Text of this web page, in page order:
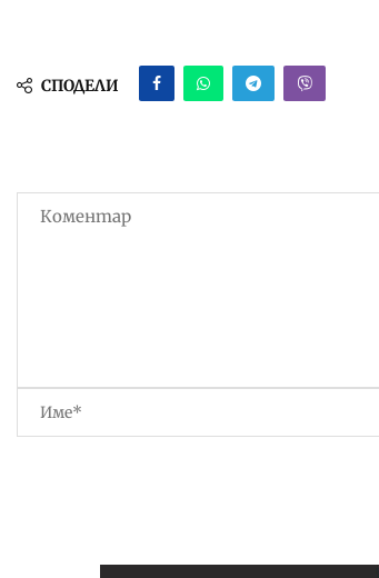
СПОДЕЛИ